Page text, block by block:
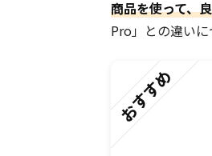
商品を使って、
Pro」との違い
おすすめ